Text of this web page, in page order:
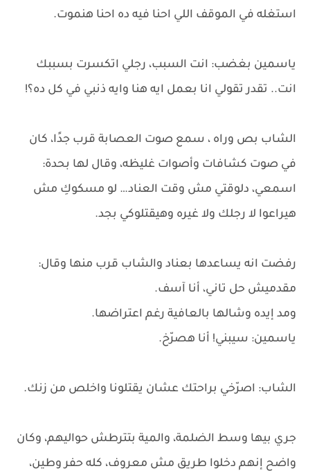
استغله في الموقف اللي احنا فيه ده احنا هنموت.
ياسمين بغضب: انت السبب، رجلي اتكسرت بسببك
انت.. تقدر تقولي انا بعمل ايه هنا وايه ذنبي في كل ده؟!
الشاب بص وراه ، سمع صوت العصابة قرب جدًا، كان
في صوت كشافات وأصوات غليظه، وقال لها بحدة:
اسمعي، دلوقتي مش وقت العناد… لو مسكوكِ مش
هيراعوا لا رجلك ولا غيره وهيقتلوكي بجد.
رفضت انه يساعدها بعناد والشاب قرب منها وقال:
مقدميش حل تاني، أنا آسف.
ومد إيده وشالها بالعافية رغم اعتراضها.
ياسمين: سيبني! أنا هصرّخ.
الشاب: اصرّخي براحتك عشان يقتلونا واخلص من زنك.
جري بيها وسط الضلمة، والمية بتترطش حواليهم، وكان
واضح إنهم دخلوا طريق مش معروف، كله حفر وطين،